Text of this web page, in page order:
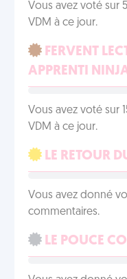
Vous avez voté sur
VDM à ce jour.
FERVENT
APPRENTI
Vous avez voté sur
VDM à ce jour.
LE RETOUR
Vous avez donné
commentaires.
LE POUCE